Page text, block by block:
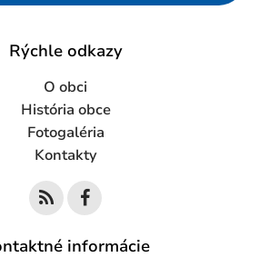
Rýchle odkazy
O obci
História obce
Fotogaléria
Kontakty
informácie